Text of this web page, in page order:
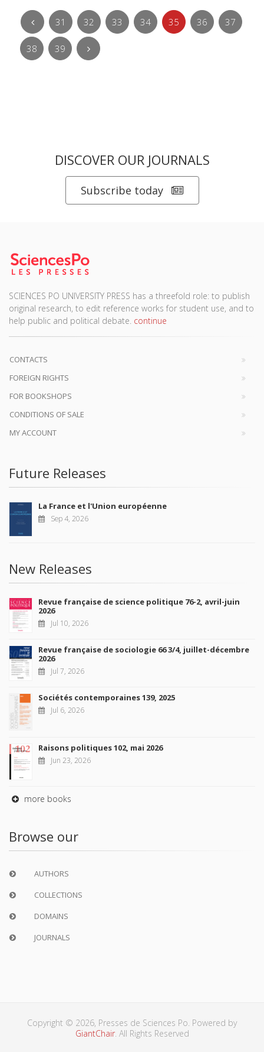
31 32 33 34 35 36 37
38 39
DISCOVER OUR JOURNALS
Subscribe today
SCIENCES PO UNIVERSITY PRESS has a threefold role: to publish
original research, to edit reference works for student use, and to
help public and political debate. continue
CONTACTS
FOREIGN RIGHTS
FOR BOOKSHOPS
CONDITIONS OF SALE
MY ACCOUNT
Future Releases
La France et l'Union européenne
Sep 4, 2026
New Releases
Revue française de science politique 76-2, avril-juin
2026
Jul 10, 2026
Revue française de sociologie 66 3/4, juillet-décembre
2026
Jul 7, 2026
Sociétés contemporaines 139, 2025
Jul 6, 2026
Raisons politiques 102, mai 2026
Jun 23, 2026
more books
Browse our
AUTHORS
COLLECTIONS
DOMAINS
JOURNALS
Copyright © 2026, Presses de Sciences Po. Powered by
GiantChair. All Rights Reserved